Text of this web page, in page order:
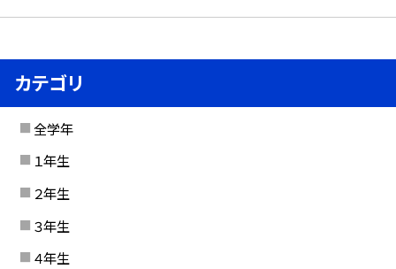
カテゴリ
全学年
１年生
２年生
３年生
４年生